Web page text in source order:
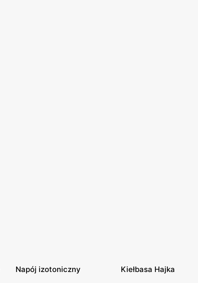
Napój izotoniczny Kiełbasa Hajka